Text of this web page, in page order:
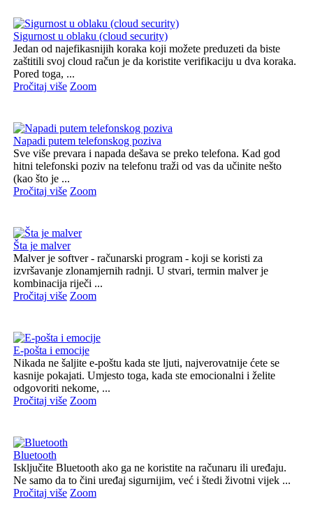
Sigurnost u oblaku (cloud security)
Jedan od najefikasnijih koraka koji možete preduzeti da biste
zaštitili svoj cloud račun je da koristite verifikaciju u dva koraka.
Pored toga, ...
Pročitaj više Zoom
Napadi putem telefonskog poziva
Sve više prevara i napada dešava se preko telefona. Kad god
hitni telefonski poziv na telefonu traži od vas da učinite nešto
(kao što je ...
Pročitaj više Zoom
Šta je malver
Malver je softver - računarski program - koji se koristi za
izvršavanje zlonamjernih radnji. U stvari, termin malver je
kombinacija riječi ...
Pročitaj više Zoom
E-pošta i emocije
Nikada ne šaljite e-poštu kada ste ljuti, najverovatnije ćete se
kasnije pokajati. Umjesto toga, kada ste emocionalni i želite
odgovoriti nekome, ...
Pročitaj više Zoom
Bluetooth
Isključite Bluetooth ako ga ne koristite na računaru ili uređaju.
Ne samo da to čini uređaj sigurnijim, već i štedi životni vijek ...
Pročitaj više Zoom